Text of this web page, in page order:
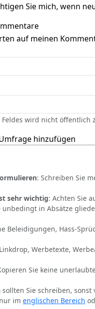
Sie mich, wenn
auf meinen
wird nicht öffentlich
hinzufügen
: Schreiben Sie
sehr wichtig: Achten Sie
unbedingt in Absätze
Beleidigungen, Hass-
Werbetexte,
Sie keine
sollten Sie schreiben,
im englischen Bereich